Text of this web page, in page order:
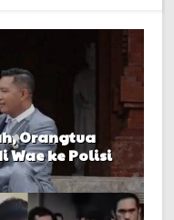
Orangtua
Wae ke Polisi